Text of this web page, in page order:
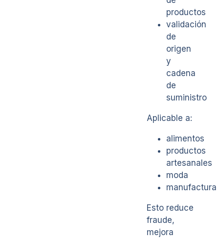
productos
validación
de
origen
y
cadena
de
suministro
Aplicable a:
alimentos
productos
artesanales
moda
manufactura
Esto reduce
fraude,
mejora